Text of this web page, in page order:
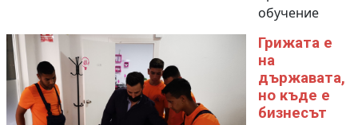
обучение
Грижата е
на
държавата,
но къде е
бизнесът